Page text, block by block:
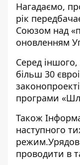
Нагадаємо,
рік
Союзом над
оновленням
Серед
більш 30
програми
Також
наступного
проводити в